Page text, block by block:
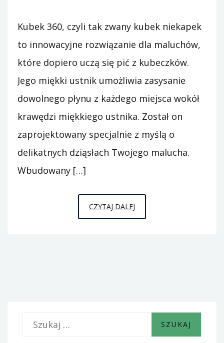
Kubek 360, czyli tak zwany kubek niekapek
to innowacyjne rozwiązanie dla maluchów,
które dopiero uczą się pić z kubeczków.
Jego miękki ustnik umożliwia zasysanie
dowolnego płynu z każdego miejsca wokół
krawędzi miękkiego ustnika. Został on
zaprojektowany specjalnie z myślą o
delikatnych dziąsłach Twojego malucha.
Wbudowany […]
CZYTAJ DALEJ
360